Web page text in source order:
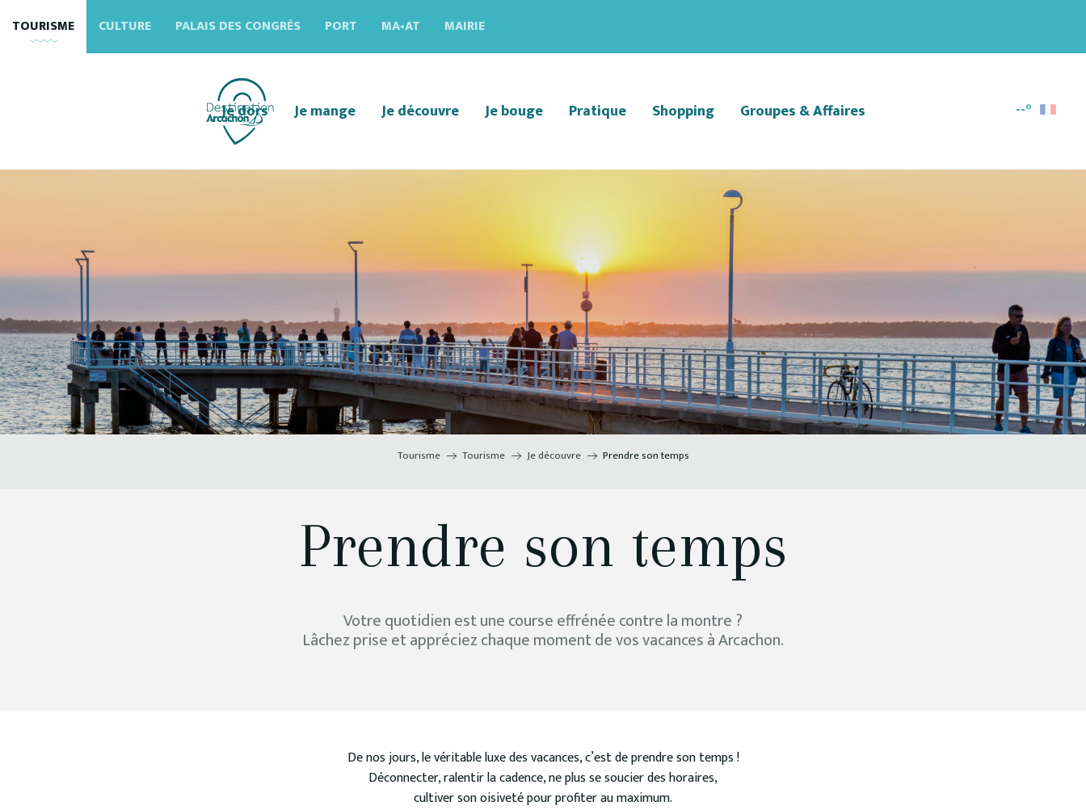
contenu
--°
TOURISME CULTURE PALAIS DES CONGRÈS PORT MAIRIE
MA•AT
Je dors Je mange Je découvre Je bouge Pratique Shopping Groupes & Affaires
Tourisme Tourisme Je découvre Prendre son temps
Prendre son temps
Votre quotidien est une course effrénée contre la montre ?
Lâchez prise et appréciez chaque moment de vos vacances à Arcachon.
De nos jours, le véritable luxe des vacances, c’est de prendre son temps !
Déconnecter, ralentir la cadence, ne plus se soucier des horaires,
cultiver son oisiveté pour profiter au maximum.